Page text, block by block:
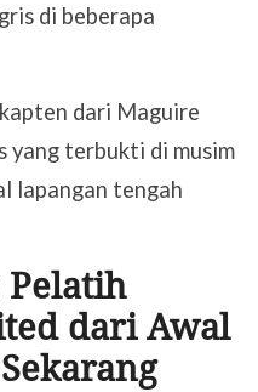
di beberapa
dari Maguire
yang terbukti di musim
lapangan tengah
dari Awal